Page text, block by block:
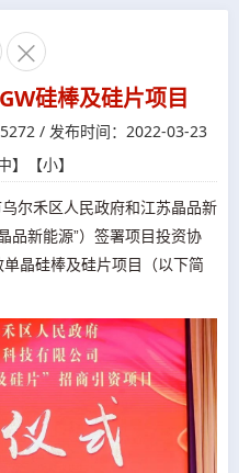

硅棒及硅片项目
/ 发布时间：2022-03-23
】【小】
尔禾区人民政府和江苏晶品新
品新能源”）签署项目投资协
晶硅棒及硅片项目（以下简